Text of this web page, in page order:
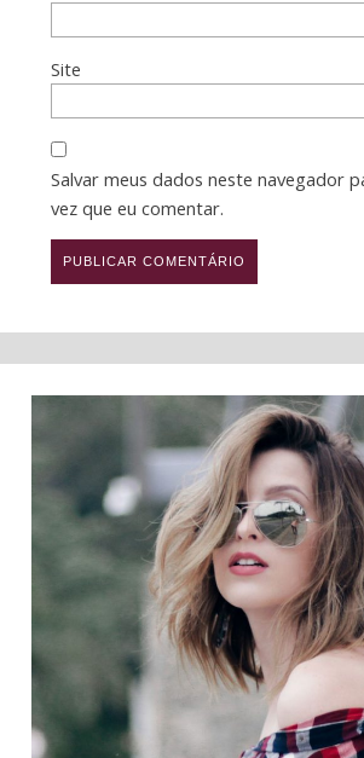
Site
Salvar meus dados neste navegador
vez que eu comentar.